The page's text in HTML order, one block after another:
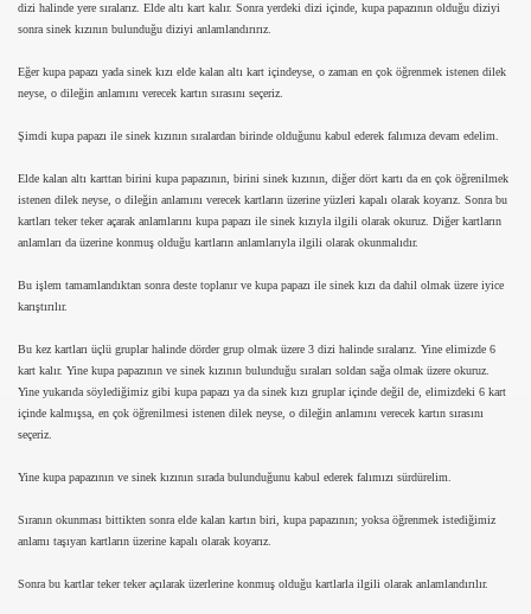
dizi halinde yere sıralarız. Elde altı kart kalır. Sonra yerdeki dizi içinde, kupa papazının olduğu diziyi
sonra sinek kızının bulunduğu diziyi anlamlandırırız.
Eğer kupa papazı yada sinek kızı elde kalan altı kart içindeyse, o zaman en çok öğrenmek istenen dilek
neyse, o dileğin anlamını verecek kartın sırasını seçeriz.
Şimdi kupa papazı ile sinek kızının sıralardan birinde olduğunu kabul ederek falımıza devam edelim.
Elde kalan altı karttan birini kupa papazının, birini sinek kızının, diğer dört kartı da en çok öğrenilmek
istenen dilek neyse, o dileğin anlamını verecek kartların üzerine yüzleri kapalı olarak koyarız. Sonra bu
kartları teker teker açarak anlamlarını kupa papazı ile sinek kızıyla ilgili olarak okuruz. Diğer kartların
anlamları da üzerine konmuş olduğu kartların anlamlarıyla ilgili olarak okunmalıdır.
Bu işlem tamamlandıktan sonra deste toplanır ve kupa papazı ile sinek kızı da dahil olmak üzere iyice
karıştırılır.
Bu kez kartları üçlü gruplar halinde dörder grup olmak üzere 3 dizi halinde sıralarız. Yine elimizde 6
kart kalır. Yine kupa papazının ve sinek kızının bulunduğu sıraları soldan sağa olmak üzere okuruz.
Yine yukarıda söylediğimiz gibi kupa papazı ya da sinek kızı gruplar içinde değil de, elimizdeki 6 kart
içinde kalmışsa, en çok öğrenilmesi istenen dilek neyse, o dileğin anlamını verecek kartın sırasını
seçeriz.
Yine kupa papazının ve sinek kızının sırada bulunduğunu kabul ederek falımızı sürdürelim.
Sıranın okunması bittikten sonra elde kalan kartın biri, kupa papazının; yoksa öğrenmek istediğimiz
anlamı taşıyan kartların üzerine kapalı olarak koyarız.
Sonra bu kartlar teker teker açılarak üzerlerine konmuş olduğu kartlarla ilgili olarak anlamlandırılır.